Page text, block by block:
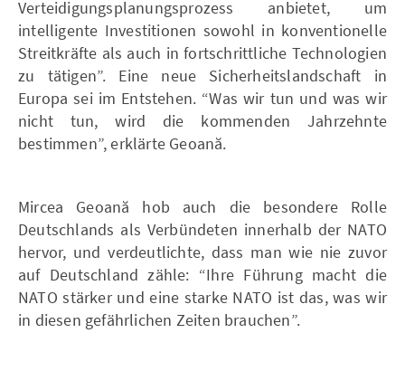
Verteidigungsplanungsprozess anbietet, um
intelligente Investitionen sowohl in konventionelle
Streitkräfte als auch in fortschrittliche Technologien
zu tätigen”. Eine neue Sicherheitslandschaft in
Europa sei im Entstehen. “Was wir tun und was wir
nicht tun, wird die kommenden Jahrzehnte
bestimmen”, erklärte Geoană.
Mircea Geoană hob auch die besondere Rolle
Deutschlands als Verbündeten innerhalb der NATO
hervor, und verdeutlichte, dass man wie nie zuvor
auf Deutschland zähle: “Ihre Führung macht die
NATO stärker und eine starke NATO ist das, was wir
in diesen gefährlichen Zeiten brauchen”.